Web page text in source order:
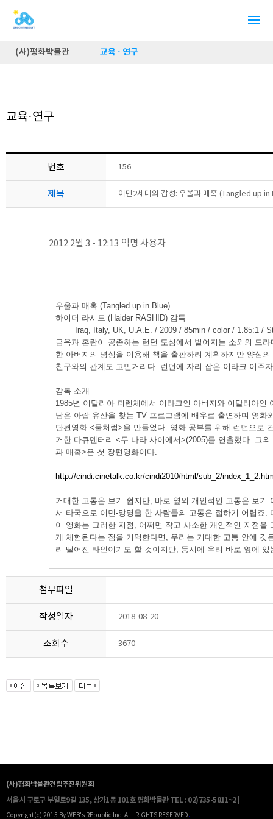
(사)평화박물관 교육 · 연구
교육·연구
번호 156
제목 이민2세대의 감성: 우울과 매혹 (Tangled up
2012 2월 3 - 12:13 익명 사용자
우울과 매혹 (Tangled up in Blue)
하이더 라시드 (Haider RASHID) 감독
Iraq, Italy, UK, U.A.E. / 2009 / 85min / color / 1.85:1 /
금욕과 혼란이 공존하는 런던 도심에서 벌어지는 소외의 드
한 아버지의 명성을 이용해 책을 출판하려 계획하지만 양심
친구와의 관계도 고민거리다. 런던에 자리 잡은 이라크 이주
감독 소개
1985년 이탈리아 피렌체에서 이라크인 아버지와 이탈리아
남은 아랍 유산을 찾는 TV 프로그램에 배우로 출연하며 영
단편영화 <물처럼>을 만들었다. 영화 공부를 위해 런던으로
거한 다큐멘터리 <두 나라 사이에서>(2005)를 연출했다. 그
과 매혹>은 첫 장편영화이다.
http://cindi.cinetalk.co.kr/cindi2010/html/sub_2/
거대한 고통은 보기 쉽지만, 바로 옆의 개인적인 고통은 보
서 타국으로 이민-망명을 한 사람들의 고통은 접하기 어렵죠
이 영화는 그러한 지점, 어쩌면 작고 사소한 개인적인 지점
게 체험된다는 점을 기억한다면, 우리는 거대한 고통 안에
리 떨어진 타인이기도 할 것이지만, 동시에 우리 바로 옆에
첨부파일
작성일자 2018-08-20
조회수 3670
(사)평화박물관건립추진위원회
서울시 구로구 부일로9길 135, 상가1동 101호 평화박물관 TEL : 02)735-5811~2 |
Copyright(c) 2015 By WEB's REpublic Inc. ALL RIGHTS RESERVED.